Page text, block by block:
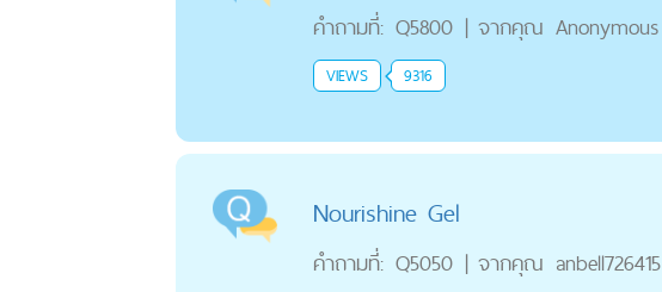
คำถามที่: Q5800 | จากคุณ Anonymous
VIEWS 9316
Nourishine Gel
คำถามที่: Q5050 | จากคุณ anbell726415